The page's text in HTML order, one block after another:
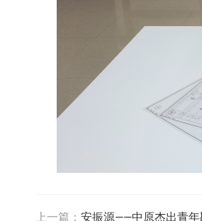
上一篇： 安振源——中原杰出青年